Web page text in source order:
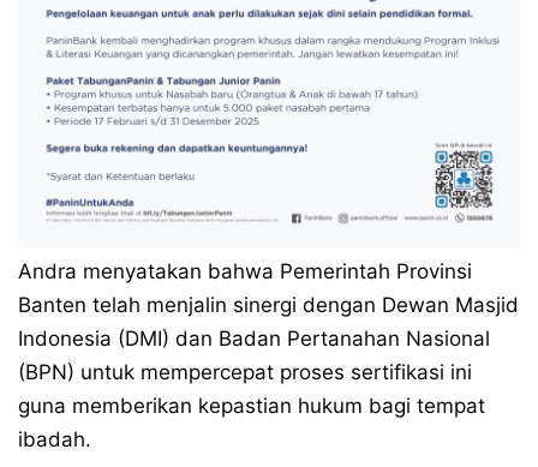
​Andra menyatakan bahwa Pemerintah Provinsi
Banten telah menjalin sinergi dengan Dewan Masjid
Indonesia (DMI) dan Badan Pertanahan Nasional
(BPN) untuk mempercepat proses sertifikasi ini
guna memberikan kepastian hukum bagi tempat
ibadah.